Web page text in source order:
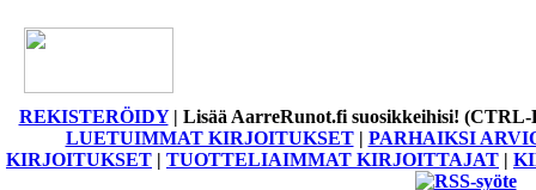
REKISTERÖIDY| Lisää AarreRunot.fi suosikkeihisi!
LUETUIMMAT KIRJOITUKSET| PARHAIKSI
KIRJOITUKSET | TUOTTELIAIMMAT KIRJOITTAJAT |